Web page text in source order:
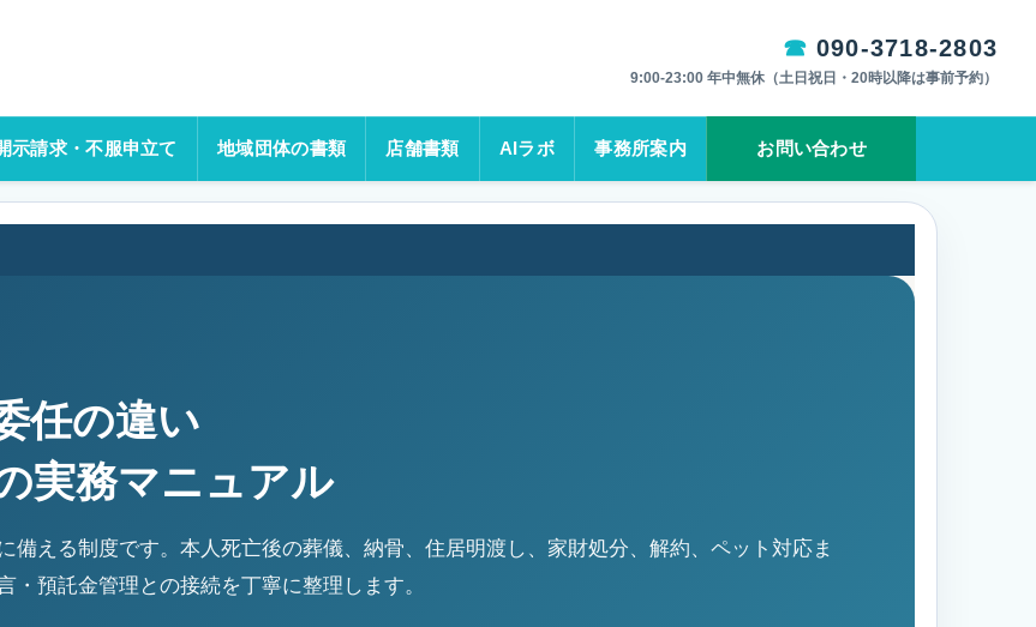
090-3718-2803
9:00-23:00 年中無休（土日祝日・20時以降は事前予約）
示請求・不服申立て 地域団体の書類 店舗書類 AIラボ 事務所案内 お問い合わせ
ための実務マニュアル
任の違い
実務マニュアル
備える制度です。本人死亡後の葬儀、納骨、住居明渡し、家財処分、解約、ペット対応ま
預託金管理との接続を丁寧に整理します。